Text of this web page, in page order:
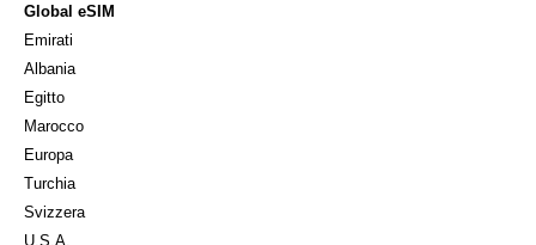
Global eSIM
Emirati
Albania
Egitto
Marocco
Europa
Turchia
Svizzera
U.S.A.